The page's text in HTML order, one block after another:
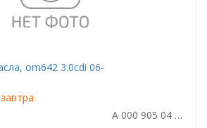
om642 3.0cdi 06-
A 000 905 04 01